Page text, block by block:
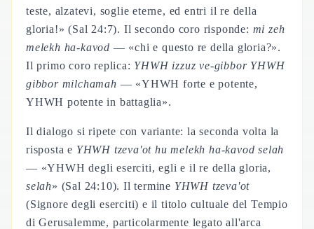
teste, alzatevi, soglie eterne, ed entri il re della
gloria!» (Sal 24:7). Il secondo coro risponde: mi zeh
melekh ha-kavod — «chi e questo re della gloria?».
Il primo coro replica: YHWH izzuz ve-gibbor YHWH
gibbor milchamah — «YHWH forte e potente,
YHWH potente in battaglia».
Il dialogo si ripete con variante: la seconda volta la
risposta e YHWH tzeva'ot hu melekh ha-kavod selah
— «YHWH degli eserciti, egli e il re della gloria,
selah» (Sal 24:10). Il termine YHWH tzeva'ot
(Signore degli eserciti) e il titolo cultuale del Tempio
di Gerusalemme, particolarmente legato all'arca